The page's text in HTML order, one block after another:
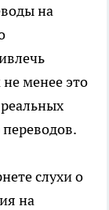
на
менее это
слухи о
на